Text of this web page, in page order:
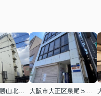
大阪市生野区勝山北１丁目
大阪市大正区泉尾５丁目